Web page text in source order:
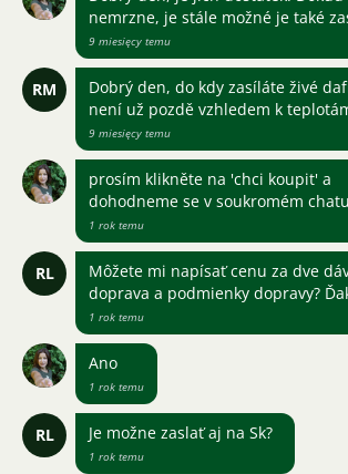
nemrzne, je stále možné je také
9 miesięcy temu
RM
Dobrý den, do kdy zasíláte živé
není už pozdě vzhledem k
9 miesięcy temu
prosím klikněte na 'chci koupit' a
dohodneme se v soukromém chatu
1 rok temu
RL
Môžete mi napísať cenu za dve
doprava a podmienky dopravy?
1 rok temu
Ano
1 rok temu
RL Je možne zaslať aj na Sk?
1 rok temu